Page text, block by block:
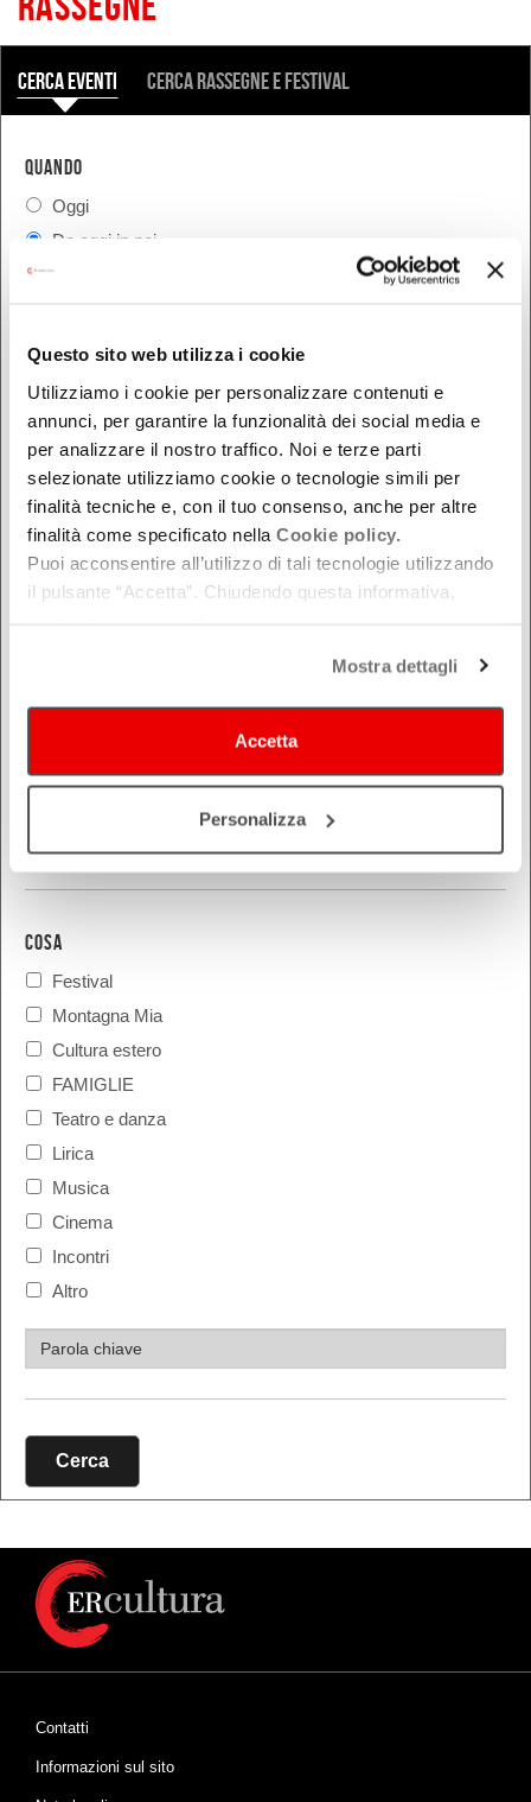
Questo sito web utilizza i cookie
Utilizziamo i cookie per personalizzare contenuti e
annunci, per garantire la funzionalità dei social media e
per analizzare il nostro traffico. Noi e terze parti
selezionate utilizziamo cookie o tecnologie simili per
finalità tecniche e, con il tuo consenso, anche per altre
finalità come specificato nella Cookie policy.
Puoi acconsentire all’utilizzo di tali tecnologie utilizzando
il pulsante “Accetta”. Chiudendo questa informativa,
Mostra dettagli
Accetta
Personalizza
COSA
Cerca eventi Cerca rassegne e festival
QUANDO
Oggi
Da oggi in poi
Nel week-end
DOVE
Bologna
Ferrara
Forlì-Cesena
Modena
Parma
COSA
Festival
Montagna Mia
Cultura estero
FAMIGLIE
Teatro e danza
Lirica
Musica
Cinema
Incontri
Altro
Cerca
Contatti
Informazioni sul sito